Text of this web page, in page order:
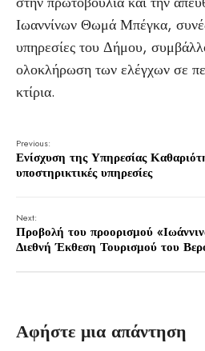
Ιωαννίνων Θωμά Μπέγκα,
υπηρεσίες του Δήμου,
ολοκλήρωση των ελέγχων σε
κτίρια.
Previous:
Ενίσχυση της Υπηρεσίας
υποστηρικτικές υπηρεσίες
Next:
Προβολή του προορισμού
Διεθνή Έκθεση Τουρισμού του
Αφήστε μια απάντηση